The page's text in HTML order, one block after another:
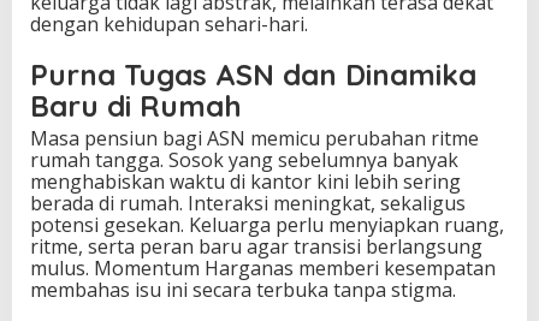
dengan kehidupan sehari-hari.
Purna Tugas ASN dan Dinamika
Baru di Rumah
Masa pensiun bagi ASN memicu perubahan ritme
rumah tangga. Sosok yang sebelumnya banyak
menghabiskan waktu di kantor kini lebih sering
berada di rumah. Interaksi meningkat, sekaligus
potensi gesekan. Keluarga perlu menyiapkan ruang,
ritme, serta peran baru agar transisi berlangsung
mulus. Momentum Harganas memberi kesempatan
membahas isu ini secara terbuka tanpa stigma.